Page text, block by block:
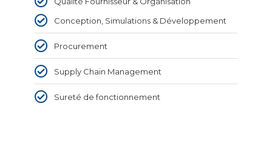
Conception, Simulations & Développement
Procurement
Supply Chain Management
Sureté de fonctionnement